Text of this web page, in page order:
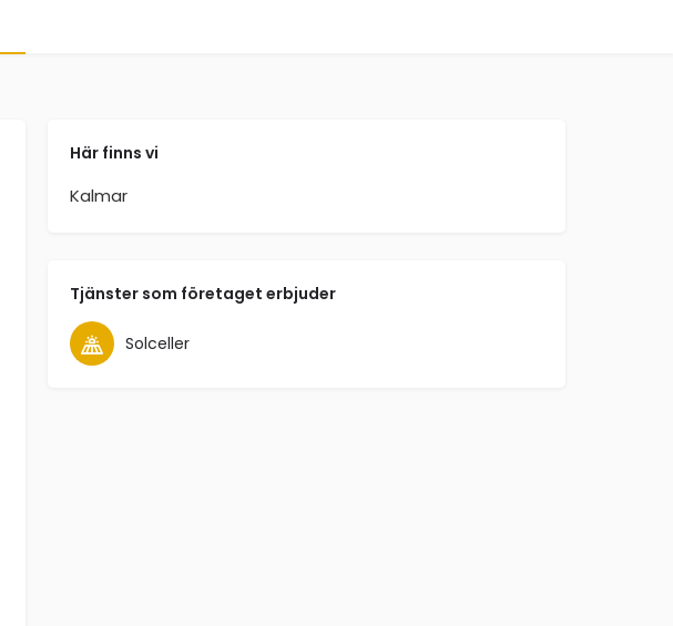
Här finns vi
Kalmar
Tjänster som företaget erbjuder
Solceller